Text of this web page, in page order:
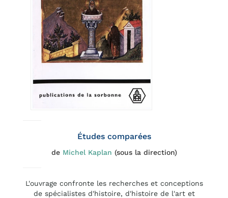
Études comparées
de Michel Kaplan (sous la direction)
L'ouvrage confronte les recherches et conceptions
de spécialistes d'histoire, d'histoire de l'art et